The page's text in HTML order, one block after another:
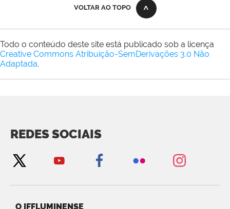
VOLTAR AO TOPO
Todo o conteúdo deste site está publicado sob a licença
Creative Commons Atribuição-SemDerivações 3.0 Não
Adaptada.
REDES SOCIAIS
O IFFLUMINENSE